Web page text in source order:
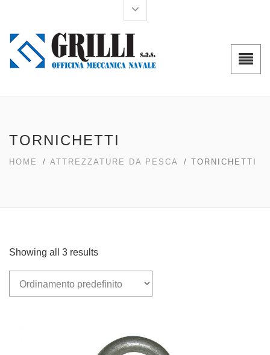
TORNICHETTI
HOME / ATTREZZATURE DA PESCA / TORNICHETTI
Showing all 3 results